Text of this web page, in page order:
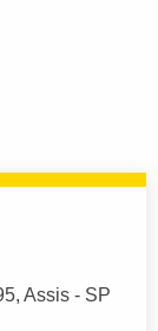
Assis - SP